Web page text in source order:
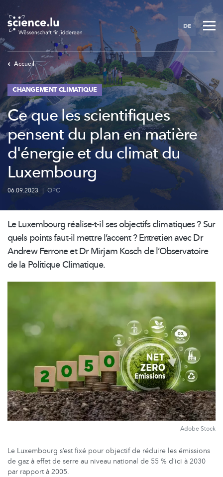
to
main
content
DE
Accueil
CHANGEMENT CLIMATIQUE
Ce que les scientifiques
pensent du plan en matière
d'énergie et du climat du
Luxembourg
06.09.2023 | OPC
Le Luxembourg réalise-t-il ses objectifs climatiques ? Sur
quels points faut-il mettre l’accent ? Entretien avec Dr
Andrew Ferrone et Dr Mirjam Kosch del’Observatoire
de la Politique Climatique.
Adobe Stock
Le Luxembourg s’est fixé pour objectif de réduire les émissions
de gaz à effet de serre au niveau national de 55 % d’ici à 2030
par rapport à 2005.